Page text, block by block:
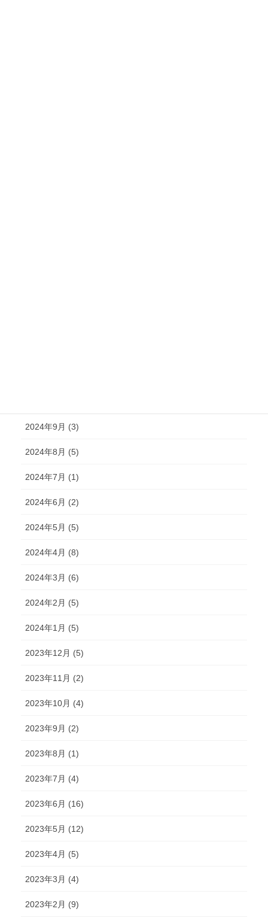
2024年9月 (3)
2024年8月 (5)
2024年7月 (1)
2024年6月 (2)
2024年5月 (5)
2024年4月 (8)
2024年3月 (6)
2024年2月 (5)
2024年1月 (5)
2023年12月 (5)
2023年11月 (2)
2023年10月 (4)
2023年9月 (2)
2023年8月 (1)
2023年7月 (4)
2023年6月 (16)
2023年5月 (12)
2023年4月 (5)
2023年3月 (4)
2023年2月 (9)